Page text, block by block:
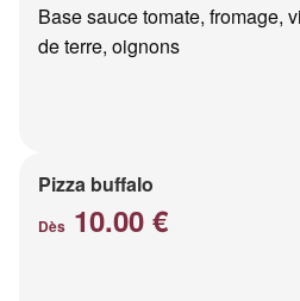
Base sauce tomate, fromage,
de terre, oignons
Pizza buffalo
Dès 10.00 €